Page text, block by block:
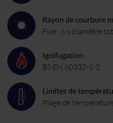
Rayon de courbure
Fixe : 6 x diamètre
Ignifugation
BS EN 60332-1-2
Limites de
Plage de